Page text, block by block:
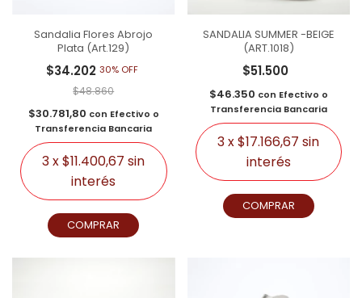
Sandalia Flores Abrojo
Plata (Art.129)
$34.202 30% OFF
$48.860
$30.781,80 con Efectivo o
Transferencia Bancaria
3x$11.400,67 sin
interés
COMPRAR
SANDALIA SUMMER -BEIGE
(ART.1018)
$51.500
$46.350 con Efectivo o
Transferencia Bancaria
3x$17.166,67 sin
interés
COMPRAR